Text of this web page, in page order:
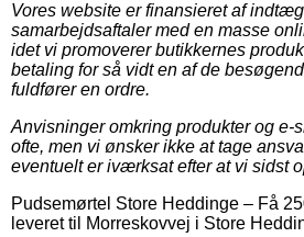
Vores website er finansieret af
samarbejdsaftaler med en masse
idet vi promoverer butikkernes
betaling for så vidt en af de
fuldfører en ordre.
Anvisninger omkring produkter og e-
ofte, men vi ønsker ikke at tage
eventuelt er iværksat efter at vi sidst
Pudsemørtel Store Heddinge – Få
leveret til Morreskovvej i Store